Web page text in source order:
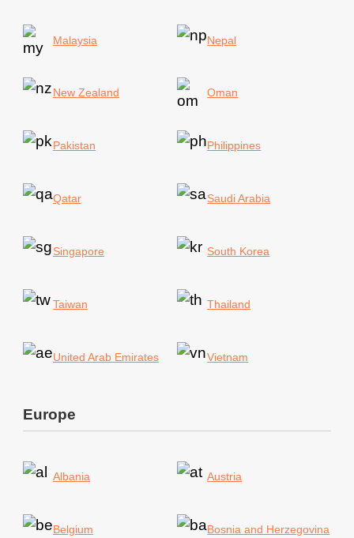
Malaysia Nepal
New Zealand Oman
Pakistan Philippines
Qatar Saudi Arabia
Singapore South Korea
Taiwan Thailand
United Arab Emirates Vietnam
Europe
Albania Austria
Belgium Bosnia and Herzegovina